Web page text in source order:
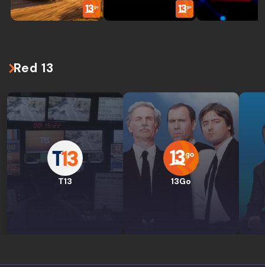
Red 13
T13 13Go